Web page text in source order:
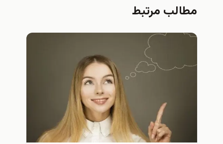
مطالب مرتبط